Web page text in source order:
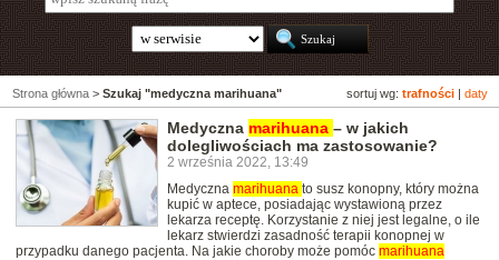
sortuj wg: trafności daty
Strona główna > Szukaj "medyczna marihuana"
Medyczna marihuana – w jakich
dolegliwościach ma zastosowanie?
2 września 2022, 13:49
Medyczna marihuana to susz konopny, który można
kupić w aptece, posiadając wystawioną przez
lekarza receptę. Korzystanie z niej jest legalne, o ile
lekarz stwierdzi zasadność terapii konopnej w
przypadku danego pacjenta. Na jakie choroby może pomóc marihuana